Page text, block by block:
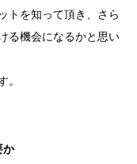
トを知って頂き、さら
る機会になるかと思い
。
か